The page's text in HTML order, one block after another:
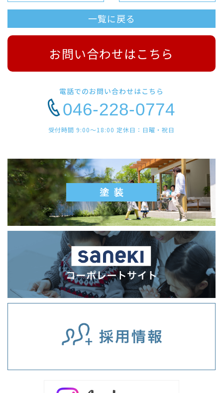
一覧に戻る
お問い合わせはこちら
電話でのお問い合わせはこちら
046-228-0774
受付時間 9:00〜18:00 定休日：日曜・祝日